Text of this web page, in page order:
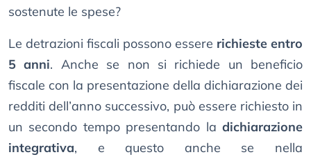
sostenute le spese?
Le detrazioni fiscali possono essere richieste entro
5 anni. Anche se non si richiede un beneficio
fiscale con la presentazione della dichiarazione dei
redditi dell’anno successivo, può essere richiesto in
un secondo tempo presentando la dichiarazione
integrativa, e questo anche se nella